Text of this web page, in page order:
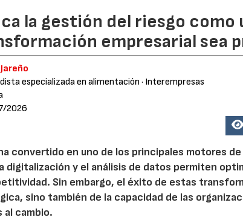
la gestión del riesgo como
empresarial sea
especializada en alimentación · Interempresas
2026
convertido en uno de los principales motores
digitalización y el análisis de datos permiten
Sin embargo, el éxito de estas
sino también de la capacidad de las
al cambio.